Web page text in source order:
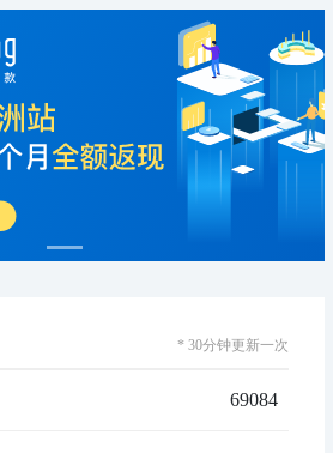
* 30分钟更新一次
69084